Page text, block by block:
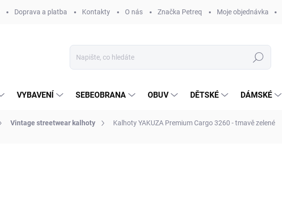
Doprava a platba Kontakty O nás Značka Petreq Moje objednávka
Hledat
VYBAVENÍ SEBEOBRANA OBUV DĚTSKÉ DÁMSKÉ
Vintage streetwear kalhoty Kalhoty YAKUZA Premium Cargo 3260 - tmavě zelené